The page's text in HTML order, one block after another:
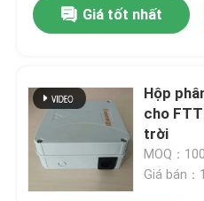
Giá tốt nhất
Hộp
cho
trời
MOQ：100
Giá bán：